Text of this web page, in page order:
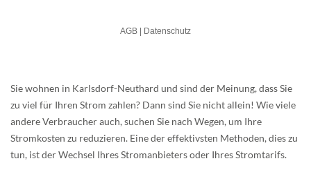
Sie wohnen in Karlsdorf-Neuthard und sind der Meinung, dass Sie
zu viel für Ihren Strom zahlen? Dann sind Sie nicht allein! Wie viele
andere Verbraucher auch, suchen Sie nach Wegen, um Ihre
Stromkosten zu reduzieren. Eine der effektivsten Methoden, dies zu
tun, ist der Wechsel Ihres Stromanbieters oder Ihres Stromtarifs.